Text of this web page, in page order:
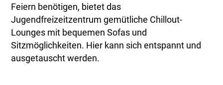
Feiern benötigen, bietet das
Jugendfreizeitzentrum gemütliche Chillout-
Lounges mit bequemen Sofas und
Sitzmöglichkeiten. Hier kann sich entspannt und
ausgetauscht werden.